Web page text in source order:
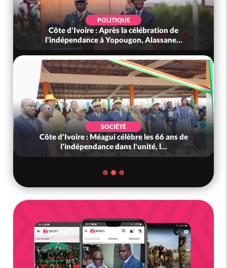
POLITIQUE
Côte d'Ivoire : Après la célébration de
l'indépendance à Yopougon, Alassane...
SOCIÉTÉ
Côte d'Ivoire : Méagui célèbre les 66 ans de
l'indépendance dans l'unité, l...